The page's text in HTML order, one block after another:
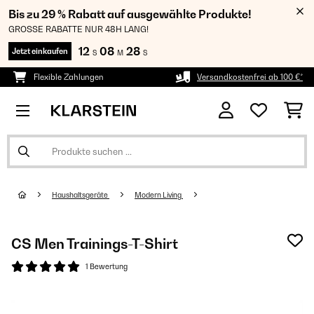
Bis zu 29 % Rabatt auf ausgewählte Produkte!
GROSSE RABATTE NUR 48H LANG!
Jetzt einkaufen 12 S 08 M 28 S
Flexible Zahlungen Versandkostenfrei ab 100 €*
Haushaltsgeräte Modern Living
CS Men Trainings-T-Shirt
1 Bewertung